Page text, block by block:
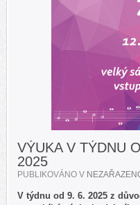
VÝUKA V TÝDNU
2025
PUBLIKOVÁNO V
V týdnu od 9. 6. 2025 z